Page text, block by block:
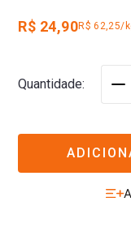
R$ 24,90R$ 62,25/
Quantidade